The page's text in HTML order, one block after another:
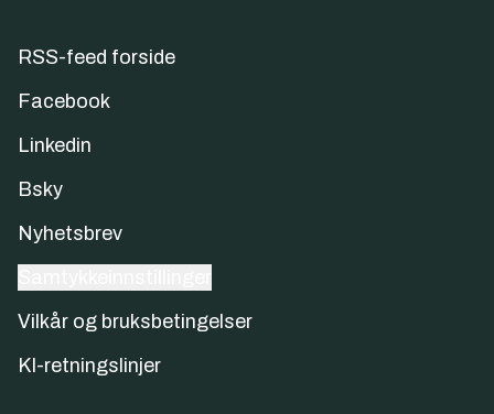
RSS-feed forside
Facebook
Linkedin
Bsky
Nyhetsbrev
Vilkår og bruksbetingelser
KI-retningslinjer